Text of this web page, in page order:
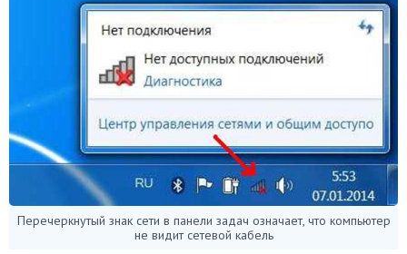
Перечеркнутый знак сети в панели задач означает, что компьютер
не видит сетевой кабель